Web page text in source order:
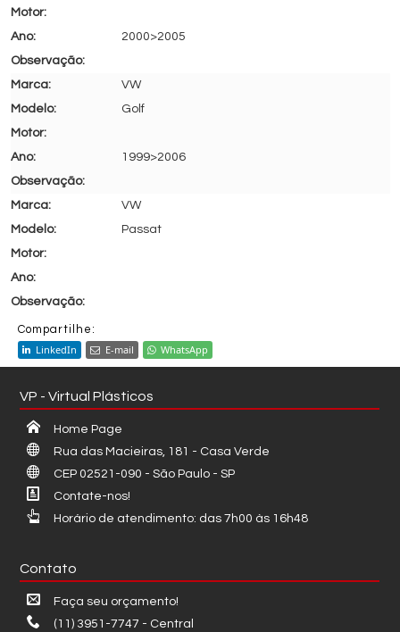
2000>2005
VW
Golf
1999>2006
VW
Passat
Compartilhe:
LinkedIn E-mail WhatsApp
VP - Virtual Plásticos
Home Page
Rua das Macieiras, 181 - Casa Verde
CEP 02521-090 - São Paulo - SP
Contate-nos!
Horário de atendimento: das 7h00 às 16h48
Contato
Faça seu orçamento!
(11) 3951-7747 - Central